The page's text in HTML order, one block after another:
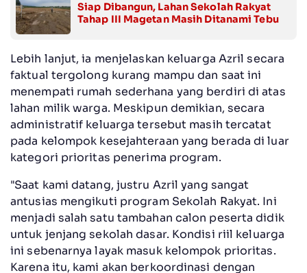
Siap Dibangun, Lahan Sekolah Rakyat
Tahap III Magetan Masih Ditanami Tebu
Lebih lanjut, ia menjelaskan keluarga Azril secara
faktual tergolong kurang mampu dan saat ini
menempati rumah sederhana yang berdiri di atas
lahan milik warga. Meskipun demikian, secara
administratif keluarga tersebut masih tercatat
pada kelompok kesejahteraan yang berada di luar
kategori prioritas penerima program.
"Saat kami datang, justru Azril yang sangat
antusias mengikuti program Sekolah Rakyat. Ini
menjadi salah satu tambahan calon peserta didik
untuk jenjang sekolah dasar. Kondisi riil keluarga
ini sebenarnya layak masuk kelompok prioritas.
Karena itu, kami akan berkoordinasi dengan